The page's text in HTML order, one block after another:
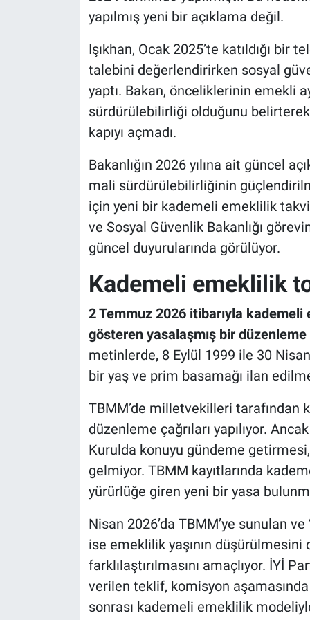
yapılmış yeni bir açıklama değil.
Işıkhan, Ocak 2025’te katıldığı
talebini değerlendirirken sosyal
yaptı. Bakan, önceliklerinin emekli
sürdürülebilirliği olduğunu
kapıyı açmadı.
Bakanlığın 2026 yılına ait güncel
mali sürdürülebilirliğinin
için yeni bir kademeli emeklilik
ve Sosyal Güvenlik Bakanlığı
güncel duyurularında görülüyor.
Kademeli emeklilik
2 Temmuz 2026 itibarıyla
gösteren yasalaşmış bir
metinlerde, 8 Eylül 1999 ile 30
bir yaş ve prim basamağı ilan
TBMM’de milletvekilleri
düzenleme çağrıları yapılıyor.
Kurulda konuyu gündeme
gelmiyor. TBMM kayıtlarında
yürürlüğe giren yeni bir yasa
Nisan 2026’da TBMM’ye sunulan
ise emeklilik yaşının düşürülmesini
farklılaştırılmasını amaçlıyor. İYİ
verilen teklif, komisyon
sonrası kademeli emeklilik